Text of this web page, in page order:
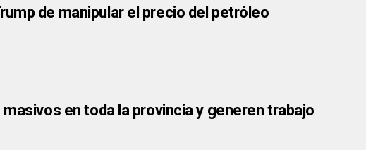
de manipular el precio del petróleo
en toda la provincia y generen trabajo